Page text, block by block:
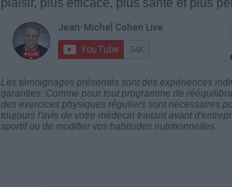
Les témoignages présentés sont des expériences
garanties. Comme pour tout programme de
des exercices physiques réguliers sont nécessaires
toujours l'avis de votre médecin traitant avant
sportif ou de modifier vos habitudes nutritionnelles.